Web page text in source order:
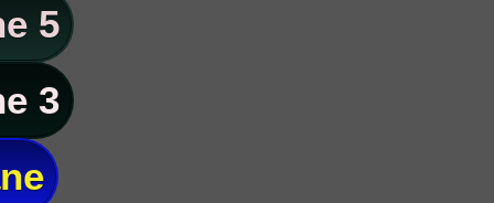
5
3